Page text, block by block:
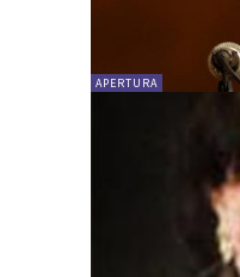
APERTURA